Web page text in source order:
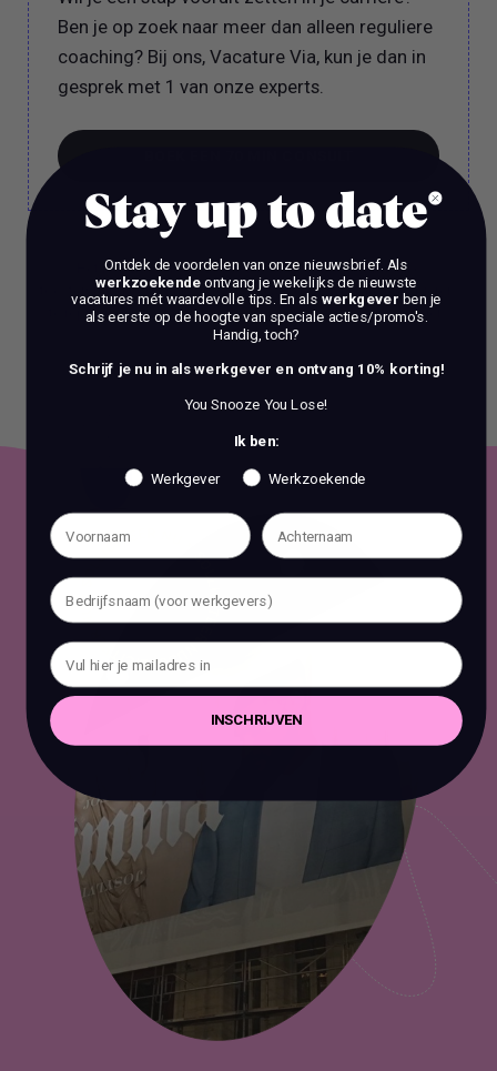
Ben je op zoek naar meer dan alleen reguliere
coaching? Bij ons, Vacature Via, kun je dan in
gesprek met 1 van onze experts.
BOEK EEN 70 MIN CONSULT
Het is verboden om zonder voorafgaande schriftelijke
toestemming content en informatie van deze website te kopiëren,
te reproduceren of te gebruiken voor commerciële doeleinden.
Stay up to date
Ontdek de voordelen van onze nieuwsbrief. Als
werkzoekendeontvang je wekelijks de nieuwste
vacatures mét waardevolle tips. En als werkgever ben je
als eerste op de hoogte van speciale acties/promo's.
Handig, toch?
Schrijf je nu in als werkgever en ontvang 10% korting!
You Snooze You Lose!
Ik ben:
Werkgever Werkzoekende
INSCHRIJVEN